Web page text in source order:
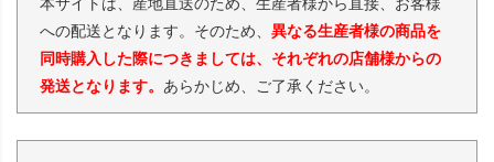
への配送となります。そのため、 異なる生産者様の商品を
同時購入した際につきましては、それぞれの店舗様からの
発送となります。 あらかじめ、ご了承ください。